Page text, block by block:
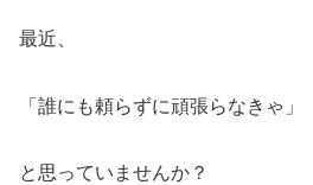
最近、
「誰にも頼らずに頑張らなきゃ」
と思っていませんか？